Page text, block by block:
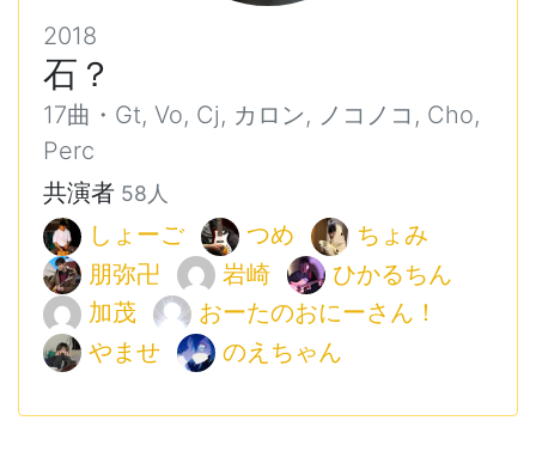
2018
石？
17曲・Gt, Vo, Cj, カロン, ノコノコ, Cho,
Perc
共演者 58人
しょーご つめ
ちょみ
朋弥卍
岩崎
ひかるちん
加茂
おーたのおにーさん！
やませ
のえちゃん